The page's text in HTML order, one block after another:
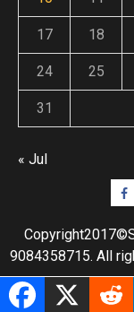
17 18
24 25
31
« Jul
9084358715. All